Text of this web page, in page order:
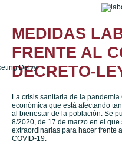
MEDIDAS
FRENTE AL
DECRETO-
La crisis sanitaria de la
económica que está afectando
al bienestar de la población. Se
8/2020, de 17 de marzo en el
extraordinarias para hacer frente
COVID-19.